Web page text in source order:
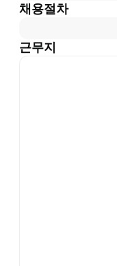
채용절차
근무지